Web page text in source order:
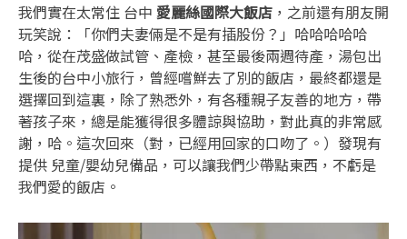
我們實在太常住 台中 愛麗絲國際大飯店 ，之前還有朋友開
玩笑說：「你們夫妻倆是不是有插股份？」哈哈哈哈哈
哈，從在茂盛做試管、產檢，甚至最後兩週待產，湯包出
生後的台中小旅行，曾經嚐鮮去了別的飯店，最終都還是
選擇回到這裏，除了熟悉外，有各種親子友善的地方，帶
著孩子來，總是能獲得很多體諒與協助，對此真的非常感
謝，哈。這次回來（對，已經用回家的口吻了。）發現有
提供 兒童/嬰幼兒備品，可以讓我們少帶點東西，不虧是
我們愛的飯店。